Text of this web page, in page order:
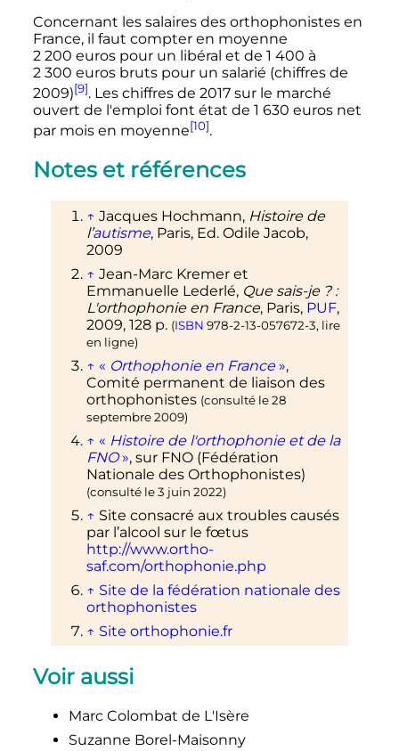
Concernant les salaires des orthophonistes en
France, il faut compter en moyenne
2 200 eurospour un libéral et de 1 400 à
2 300 eurosbruts pour un salarié (chiffres de
2009)[9]. Les chiffres de 2017 sur le marché
ouvert de l'emploi font état de 1 630 eurosnet
par mois en moyenne[10].
Notes et références
↑ Jacques Hochmann, Histoire de
l’autisme, Paris, Ed. Odile Jacob,
2009
↑ Jean-Marc Kremeret
Emmanuelle Lederlé, Que sais-je ? :
L'orthophonie en France, Paris, PUF,
2009, 128 p. (ISBN 978-2-13-057672-3, lire
en ligne)
↑ « Orthophonie en France »,
Comité permanent de liaison des
orthophonistes (consulté le28
septembre 2009)
↑ « Histoire de l'orthophonie et de la
FNO », sur FNO (Fédération
Nationale des Orthophonistes)
(consulté le3 juin 2022)
↑ Site consacré aux troubles causés
par l’alcool sur le fœtus
http://www.ortho-
saf.com/orthophonie.php
↑ Site de la fédération nationale des
orthophonistes
↑ Site orthophonie.fr
nombre d'étudiants à admettre en
première année d'études
préparatoires au certificat de
capacité d'orthophoniste et
d'orthoptiste et au diplôme d'Etat
Voir aussi
Marc Colombat de L'Isère
Suzanne Borel-Maisonny